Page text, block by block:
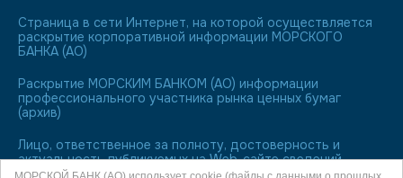
Страница в сети Интернет, на которой осуществляется
раскрытие корпоративной информации МОРСКОГО
БАНКА (АО)
Раскрытие МОРСКИМ БАНКОМ (АО) информации
профессионального участника рынка ценных бумаг
(архив)
Лицо, ответственное за полноту, достоверность и
актуальность публикуемых на Web-сайте сведений